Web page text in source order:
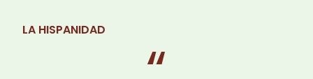
LA HISPANIDAD